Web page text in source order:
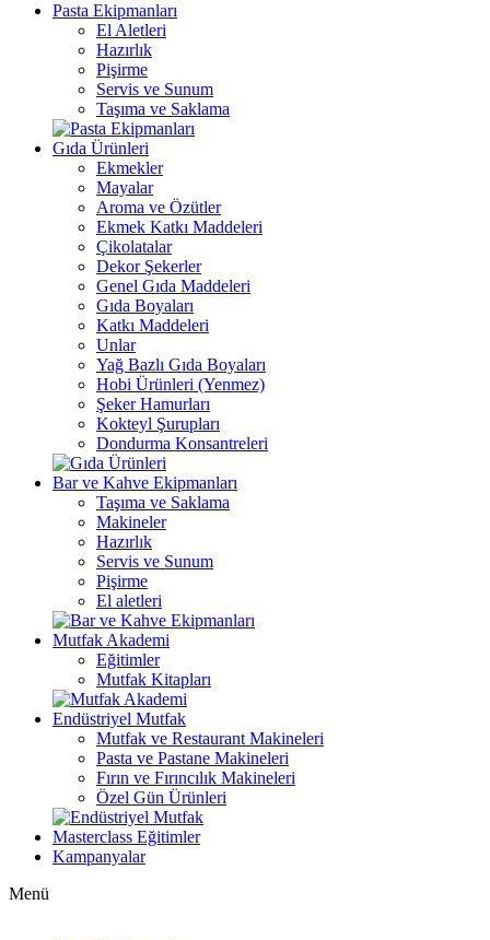
Pasta Ekipmanları
El Aletleri
Hazırlık
Pişirme
Servis ve Sunum
Taşıma ve Saklama
Gıda Ürünleri
Ekmekler
Mayalar
Aroma ve Özütler
Ekmek Katkı Maddeleri
Çikolatalar
Dekor Şekerler
Genel Gıda Maddeleri
Gıda Boyaları
Katkı Maddeleri
Unlar
Yağ Bazlı Gıda Boyaları
Hobi Ürünleri (Yenmez)
Şeker Hamurları
Kokteyl Şurupları
Dondurma Konsantreleri
Bar ve Kahve Ekipmanları
Taşıma ve Saklama
Makineler
Hazırlık
Servis ve Sunum
Pişirme
El aletleri
Mutfak Akademi
Eğitimler
Mutfak Kitapları
Endüstriyel Mutfak
Mutfak ve Restaurant Makineleri
Pasta ve Pastane Makineleri
Fırın ve Fırıncılık Makineleri
Özel Gün Ürünleri
Masterclass Eğitimler
Kampanyalar
Menü